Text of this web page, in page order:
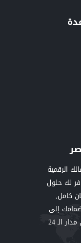
الرقمية
لك حلول
كامل,
إلى
عائلتنا الرقمية, مواعيد العمل 7 أيام على مدار الـ 24